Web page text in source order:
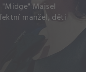
Maisel
manžel, děti